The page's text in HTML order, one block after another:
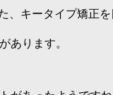
キータイプ矯正
あります。